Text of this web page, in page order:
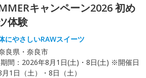
キャンペーン2026 初め
体験
にやさしいRAWスイーツ
良県・奈良市
期間： 2026年8月1日(土)・8日(土) ※開催日
月1日（土）・8日（土）